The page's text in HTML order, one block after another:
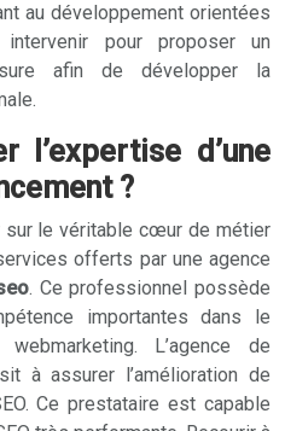
au développement orientées
pour proposer un
afin de développer la
l’expertise d’une
?
sur le véritable cœur de métier
offerts par une agence
. Ce professionnel possède
importantes dans le
L’agence de
à assurer l’amélioration de
Ce prestataire est capable